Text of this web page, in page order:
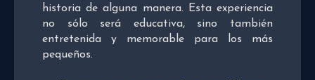
historia de alguna manera. Esta experiencia
no sólo será educativa, sino también
entretenida y memorable para los más
pequeños.